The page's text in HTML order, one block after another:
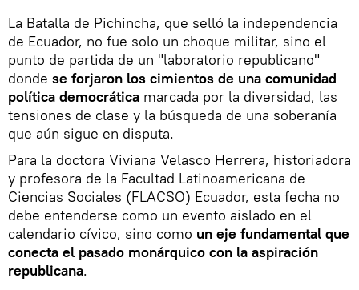
La Batalla de Pichincha, que selló la independencia
de Ecuador, no fue solo un choque militar, sino el
punto de partida de un "laboratorio republicano"
donde se forjaron los cimientos de una comunidad
política democrática marcada por la diversidad, las
tensiones de clase y la búsqueda de una soberanía
que aún sigue en disputa.
Para la doctora Viviana Velasco Herrera, historiadora
y profesora de la Facultad Latinoamericana de
Ciencias Sociales (FLACSO) Ecuador, esta fecha no
debe entenderse como un evento aislado en el
calendario cívico, sino como un eje fundamental que
conecta el pasado monárquico con la aspiración
republicana.